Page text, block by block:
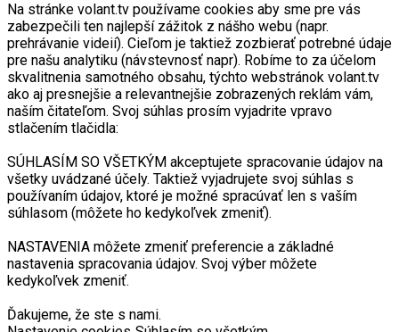
Na stránke volant.tv používame cookies aby sme pre vás
zabezpečili ten najlepší zážitok z nášho webu (napr.
prehrávanie videií). Cieľom je taktiež zozbierať potrebné údaje
pre našu analytiku (návstevnosť napr). Robíme to za účelom
skvalitnenia samotného obsahu, týchto webstránok volant.tv
ako aj presnejšie a relevantnejšie zobrazených reklám vám,
naším čitateľom. Svoj súhlas prosím vyjadrite vpravo
stlačením tlačidla:
SÚHLASÍM SO VŠETKÝM akceptujete spracovanie údajov na
všetky uvádzané účely. Taktiež vyjadrujete svoj súhlas s
používaním údajov, ktoré je možné spracúvať len s vaším
súhlasom (môžete ho kedykoľvek zmeniť).
NASTAVENIA môžete zmeniť preferencie a základné
nastavenia spracovania údajov. Svoj výber môžete
kedykoľvek zmeniť.
Ďakujeme, že ste s nami.